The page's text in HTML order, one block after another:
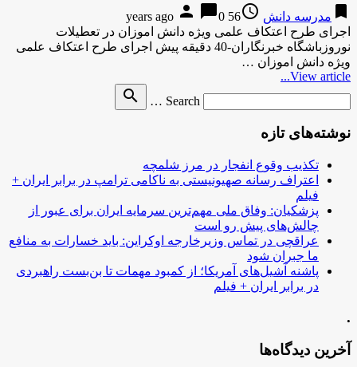
bookmark مدرسه دانش access_time
56 years ago
person chat_bubble0
اجرای طرح اعتکاف علمی ویژه دانش اموزان در تعطیلات
نوروزباشگاه خبرنگاران-40 دقیقه پیش اجرای طرح اعتکاف علمی
ویژه دانش اموزان …
View article...
Search …
search
نوشته‌های تازه
تکذیب وقوع انفجار در مرز شلمچه
اعتراف رسانه صهیونیستی به ناکامی ترامپ در برابر ایران +
فیلم
پزشکیان: وفاق ملی مهم‌ترین سرمایه ایران برای عبور از
چالش‌های پیش رو است
عراقچی در تماس وزیرخارجه اوکراین: باید خسارات به منافع
ما جبران شود
پاشنه آشیل‌های آمریکا؛ از کمبود مهمات تا بن‌بست راهبردی
در برابر ایران + فیلم
.
آخرین دیدگاه‌ها